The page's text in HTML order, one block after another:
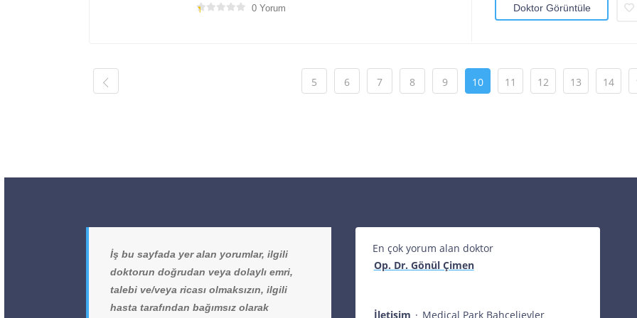
0 Yorum Doktor Görüntüle
5 6 7 8 9 10 11 12 13 14
İş bu sayfada yer alan yorumlar, ilgili
doktorun doğrudan veya dolaylı emri,
talebi ve/veya ricası olmaksızın, ilgili
hasta tarafından bağımsız olarak
En çok yorum alan doktor
Op. Dr. Gönül Çimen
İletişim · Medical Park Bahçelievler